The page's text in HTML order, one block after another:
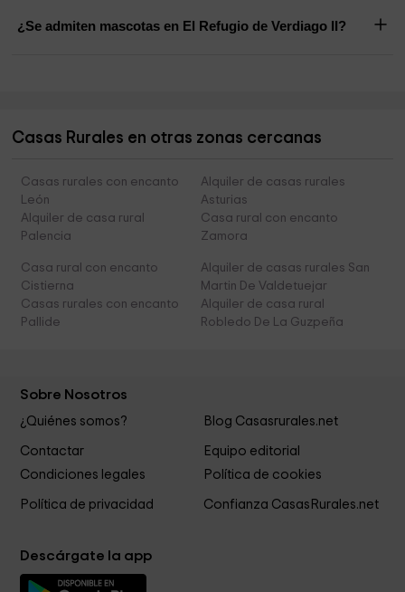
¿Se admiten mascotas en El Refugio de Verdiago II?
Casas Rurales en otras zonas cercanas
Casas rurales con encanto
León
Alquiler de casas rurales
Asturias
Alquiler de casa rural
Palencia
Casa rural con encanto
Zamora
Casa rural con encanto
Cistierna
Alquiler de casas rurales San
Martin De Valdetuejar
Casas rurales con encanto
Pallide
Alquiler de casa rural
Robledo De La Guzpeña
Sobre Nosotros
¿Quiénes somos? Blog Casasrurales.net
Contactar
Equipo editorial
Condiciones legales
Política de cookies
Política de privacidad Confianza CasasRurales.net
Descárgate la app